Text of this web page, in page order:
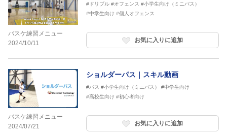
バスケ練習メニュー
2024/10/11
#ドリブル #オフェンス #小学生向け（ミニバス）
#中学生向け #個人オフェンス
お気に入りに追加
バスケ練習メニュー
2024/07/21
ショルダーパス｜スキル動画
#パス #小学生向け（ミニバス）
#中学生向け
#高校生向け #初心者向け
お気に入りに追加